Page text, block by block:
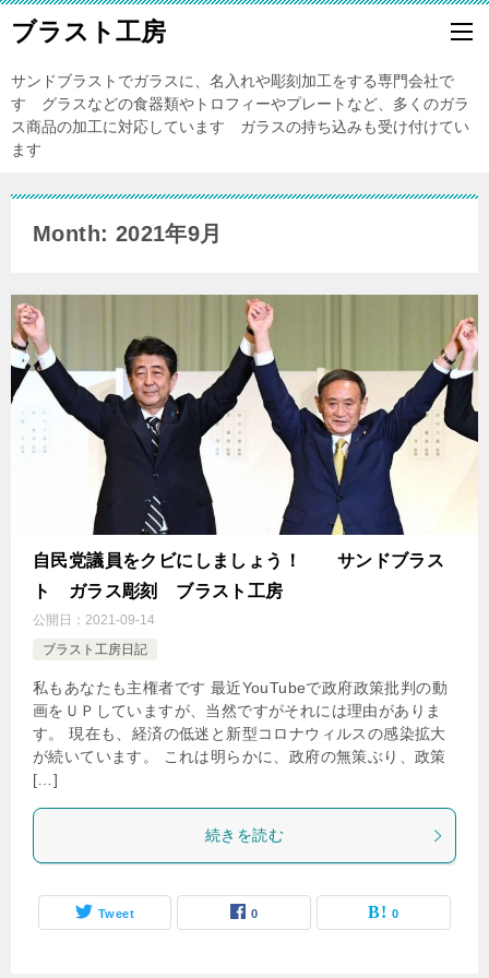
ブラスト工房
サンドブラストでガラスに、名入れや彫刻加工をする専門会社で
す グラスなどの食器類やトロフィーやプレートなど、多くのガラ
ス商品の加工に対応しています ガラスの持ち込みも受け付けてい
ます
Month: 2021年9月
自民党議員をクビにしましょう！ サンドブラス
ト ガラス彫刻 ブラスト工房
公開日： 2021-09-14
ブラスト工房日記
私もあなたも主権者です 最近YouTubeで政府政策批判の動
画をＵＰしていますが、当然ですがそれには理由がありま
す。 現在も、経済の低迷と新型コロナウィルスの感染拡大
が続いています。 これは明らかに、政府の無策ぶり、政策
[…]
続きを読む
Tweet 0 0